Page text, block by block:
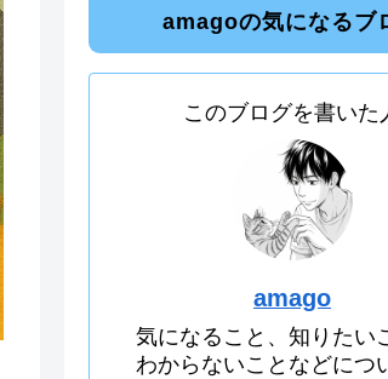
amagoの気になるブ
このブログを書いた
amago
気になること、知りたい
わからないことなどにつ